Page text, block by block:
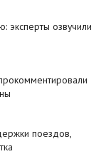
эксперты озвучили
поездов,